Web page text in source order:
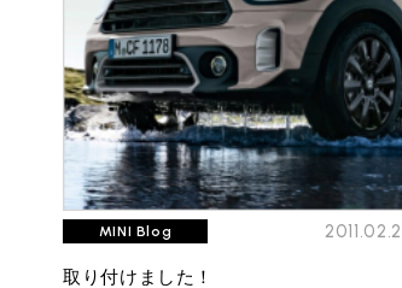
MINI Blog
取り付けました！